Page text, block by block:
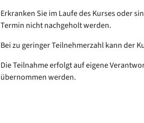
Erkranken Sie im Laufe des Kurses oder
Termin nicht nachgeholt werden.
Bei zu geringer Teilnehmerzahl kann der
Die Teilnahme erfolgt auf eigene
übernommen werden.